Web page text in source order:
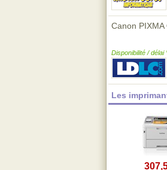
Canon PIXMA
Disponibilité / délai
Les